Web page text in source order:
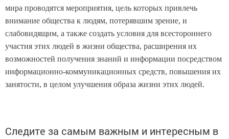
мира проводятся мероприятия, цель которых привлечь
внимание общества к людям, потерявшим зрение, и
слабовидящим, а также создать условия для всестороннего
участия этих людей в жизни общества, расширения их
возможностей получения знаний и информации посредством
информационно-коммуникационных средств, повышения их
занятости, в целом улучшения образа жизни этих людей.
Следите за самым важным и интересным в